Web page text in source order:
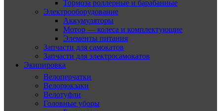
Тормоза роллерные и барабанные
Электрооборудование
Аккумуляторы
Мотор — колеса и комплектующие
Элементы питания
Запчасти для самокатов
Запчасти для электросамокатов
Экипировка
Велоперчатки
Велорюкзаки
Велотуфли
Головные уборы